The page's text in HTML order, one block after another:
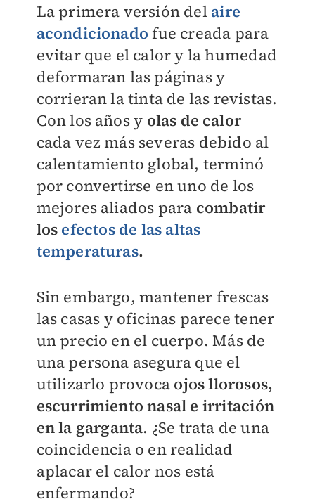
La primera versión del aire
acondicionado fue creada para
evitar que el calor y la humedad
deformaran las páginas y
corrieran la tinta de las revistas.
Con los años y olas de calor
cada vez más severas debido al
calentamiento global, terminó
por convertirse en uno de los
mejores aliados para combatir
los efectos de las altas
temperaturas.
Sin embargo, mantener frescas
las casas y oficinas parece tener
un precio en el cuerpo. Más de
una persona asegura que el
utilizarlo provoca ojos llorosos,
escurrimiento nasal e irritación
en la garganta. ¿Se trata de una
coincidencia o en realidad
aplacar el calor nos está
enfermando?